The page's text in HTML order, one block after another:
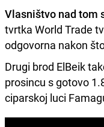
Vlasništvo nad tom
tvrtka World Trade
odgovorna nakon
Drugi brod ElBeik
prosincu s gotovo
ciparskoj luci